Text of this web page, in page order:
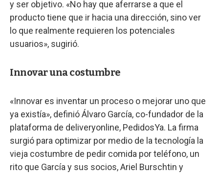
y ser objetivo. «No hay que aferrarse a que el
producto tiene que ir hacia una dirección, sino ver
lo que realmente requieren los potenciales
usuarios», sugirió.
Innovar una costumbre
«Innovar es inventar un proceso o mejorar uno que
ya existía», definió Álvaro García, co-fundador de la
plataforma de deliveryonline, PedidosYa. La firma
surgió para optimizar por medio de la tecnología la
vieja costumbre de pedir comida por teléfono, un
rito que García y sus socios, Ariel Burschtin y